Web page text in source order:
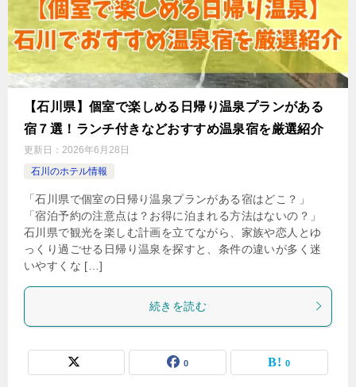
【石川県】個室で楽しめる日帰り温泉プランがある
宿７選！ランチ付きなどおすすめ温泉宿を厳選紹介
更新日： 2026年6月28日
石川のホテル情報
「石川県で個室の日帰り温泉プランがある宿はどこ？」
「宿泊予約の注意点は？お得に泊まれる方法はないの？」
石川県で観光を楽しむ計画を立てながら、家族や恋人とゆ
っくり過ごせる日帰り温泉を探すと、条件の違いが多く迷
いやすくな […]
続きを読む
0 0